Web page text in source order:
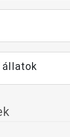
állatok